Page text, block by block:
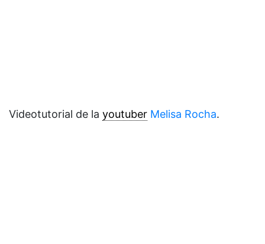
Videotutorial de la youtuber Melisa Rocha.